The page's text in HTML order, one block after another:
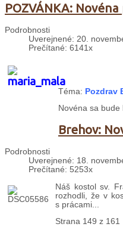
POZVÁNKA:
Podrobnosti
Uverejnené: 20.
Prečítané: 6141x
Téma: Pozdrav
Novéna sa
Brehov:
Podrobnosti
Uverejnené: 18.
Prečítané: 5253x
Náš kostol sv.
rozhodli, že v
s prácami...
Strana 149 z 161